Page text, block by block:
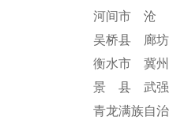
河间市 沧
吴桥县 廊
衡水市 冀
景 县 武强
青龙满族自